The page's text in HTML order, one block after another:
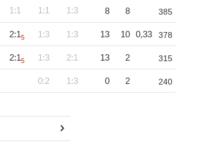
1:1 1:1 1:3 8 8 385
2:15 1:3 1:3 13 10 0,33 378
2:15 1:3 2:1 13 2 315
0:2 1:3 0 2 240